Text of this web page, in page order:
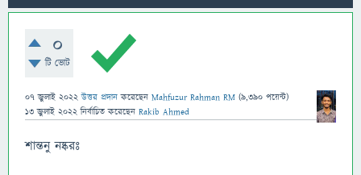
0
টি ভোট
07 জুলাই 2022 উত্তর প্রদান করেছেন Mahfuzur Rahman RM (9,390 পয়েন্ট)
13 জুলাই 2022 নির্বাচিত করেছেন Rakib Ahmed
শান্তনু নষ্করঃ